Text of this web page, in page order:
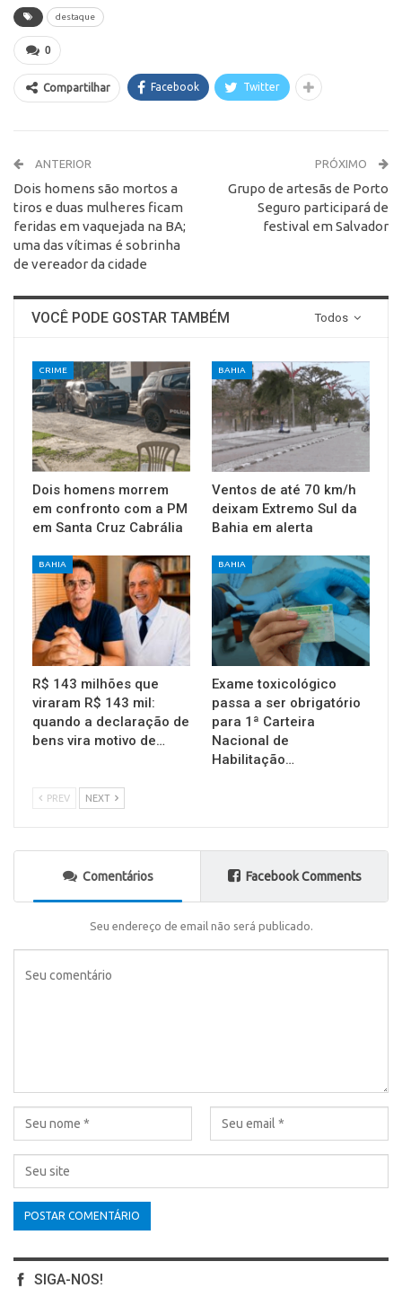
destaque
0
Compartilhar Facebook Twitter
ANTERIOR
Dois homens são mortos a
tiros e duas mulheres ficam
feridas em vaquejada na BA;
uma das vítimas é sobrinha
de vereador da cidade
PRÓXIMO
Grupo de artesãs de Porto
Seguro participará de
festival em Salvador
Todos
VOCÊ PODE GOSTAR TAMBÉM
CRIME
Dois homens morrem
em confronto com a PM
em Santa Cruz Cabrália
BAHIA
Ventos de até 70 km/h
deixam Extremo Sul da
Bahia em alerta
BAHIA
R$ 143 milhões que
viraram R$ 143 mil:
quando a declaração de
bens vira motivo de…
BAHIA
Exame toxicológico
passa a ser obrigatório
para 1ª Carteira
Nacional de
Habilitação…
PREV NEXT
Comentários Facebook Comments
Seu endereço de email não será publicado.
SIGA-NOS!